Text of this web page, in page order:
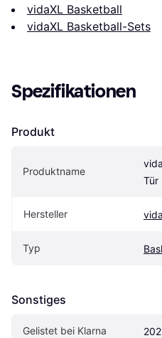
vidaXL Basketball
vidaXL Basketball-Sets
Spezifikationen
Produkt
Produktname
Tür
Hersteller
Typ
Sonstiges
Gelistet bei Klarna